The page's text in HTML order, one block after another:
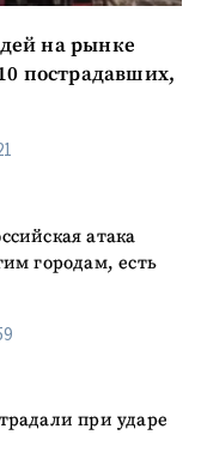
на рынке
пострадавших,
атака
городам, есть
при ударе